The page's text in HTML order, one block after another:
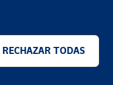
RECHAZAR TODAS